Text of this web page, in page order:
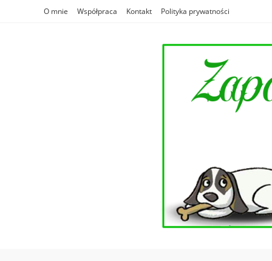
O mnie Współpraca Kontakt Polityka prywatności